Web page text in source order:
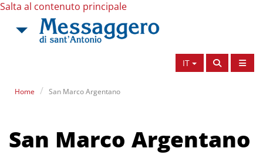
Salta al contenuto principale
IT
Home San Marco Argentano
San Marco Argentano